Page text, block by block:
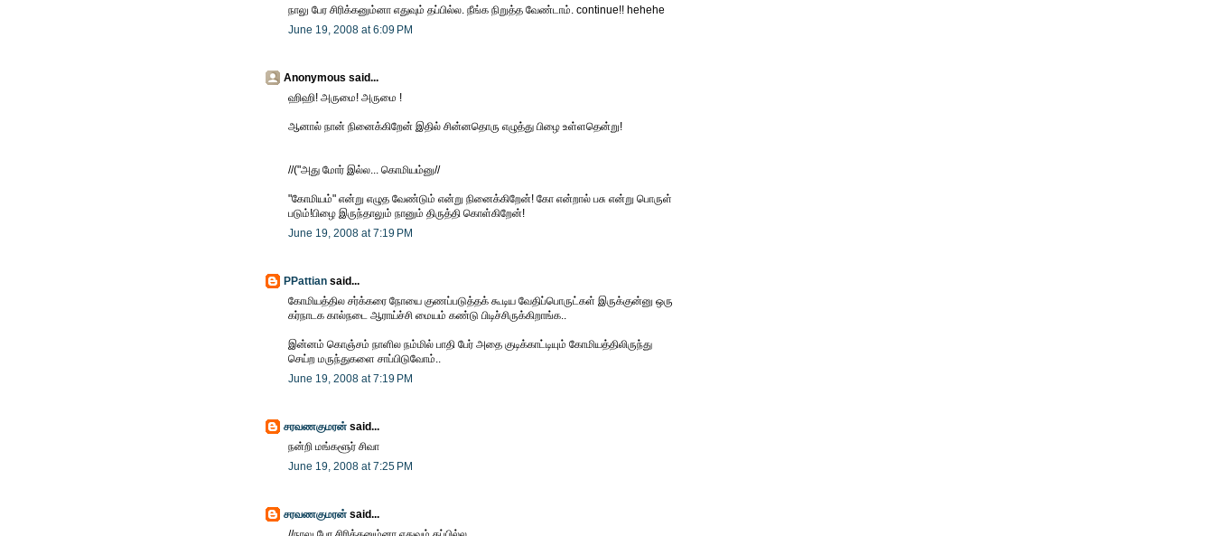
நாலு பேர சிரிக்கனும்னா எதுவும் தப்பில்ல. நீங்க நிறுத்த வேண்டாம். continue!! hehehe
June 19, 2008 at 6:09 PM
Anonymous said...
ஹிஹி! அருமை! அருமை !
ஆனால் நான் நினைக்கிறேன் இதில் சின்னதொரு எழுத்து பிழை உள்ளதென்று!
//("அது மோர் இல்ல... கொமியம்னு//
"கோமியம்" என்று எழுத வேண்டும் என்று நினைக்கிறேன்! கோ என்றால் பசு என்று பொருள்
படும்!பிழை இருந்தாலும் நானும் திருத்தி கொள்கிறேன்!
June 19, 2008 at 7:19 PM
PPattian said...
கோமியத்தில சர்க்கரை நோயை குணப்படுத்தக் கூடிய வேதிப்பொருட்கள் இருக்குன்னு ஒரு
கர்நாடக கால்நடை ஆராய்ச்சி மையம் கண்டு பிடிச்சிருக்கிறாங்க..
இன்னம் கொஞ்சம் நாளில நம்மில் பாதி பேர் அதை குடிக்காட்டியும் கோமியத்திலிருந்து
செய்ற மருந்துகளை சாப்பிடுவோம்..
June 19, 2008 at 7:19 PM
சரவணகுமரன் said...
நன்றி மங்களூர் சிவா
June 19, 2008 at 7:25 PM
சரவணகுமரன் said...